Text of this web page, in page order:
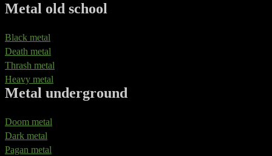
Metal old school
Black metal
Death metal
Thrash metal
Heavy metal
Metal underground
Doom metal
Dark metal
Pagan metal